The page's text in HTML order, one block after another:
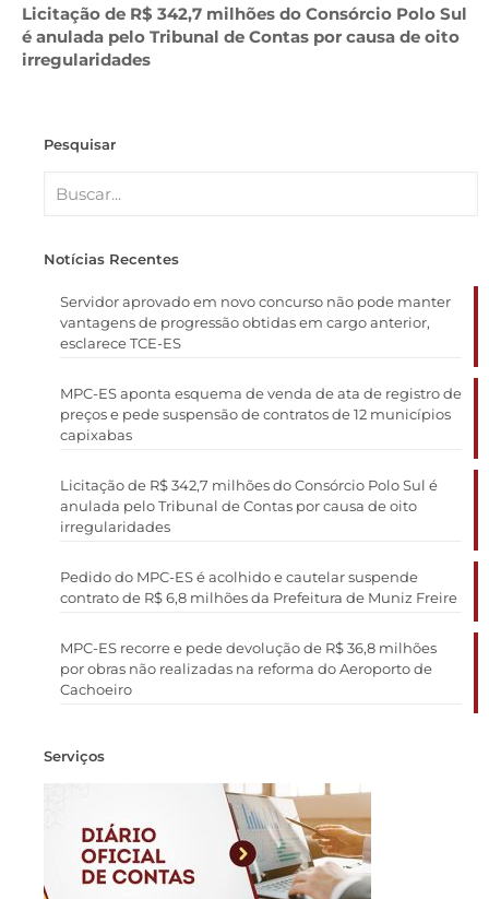
Licitação de R$ 342,7 milhões do Consórcio Polo Sul
é anulada pelo Tribunal de Contas por causa de oito
irregularidades
Pesquisar
Notícias Recentes
Servidor aprovado em novo concurso não pode manter
vantagens de progressão obtidas em cargo anterior,
esclarece TCE-ES
MPC-ES aponta esquema de venda de ata de registro de
preços e pede suspensão de contratos de 12 municípios
capixabas
Licitação de R$ 342,7 milhões do Consórcio Polo Sul é
anulada pelo Tribunal de Contas por causa de oito
irregularidades
Pedido do MPC-ES é acolhido e cautelar suspende
contrato de R$ 6,8 milhões da Prefeitura de Muniz Freire
MPC-ES recorre e pede devolução de R$ 36,8 milhões
por obras não realizadas na reforma do Aeroporto de
Cachoeiro
Serviços